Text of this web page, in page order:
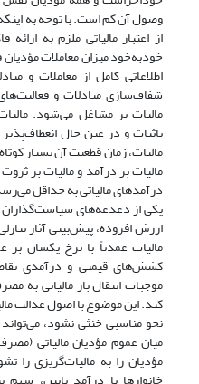
وصول آن کم است. با توجه به
از اعتبار مالیاتی ملزم به
خود‌به‌خود میزان معاملات
اطلاعاتی کامل از معاملات و
شفاف‌سازی مبادلات و
مالیات بر مشاغل می‌شود.
با‌ثبات و در عین حال
مالیات، زمان قطعیت آن بسیار
مالیات بر درآمد و مالیات بر
درآمدهای مالیاتی به حداقل
یکی از دغدغه‌های سیاست‌گذاران
ارزش افزوده، پیش‌بینی آثار
مالیات عمدتاً با نرخ یکسان
کشش‌های قیمتی و درآمدی
موجبات انتقال بار مالیاتی به
کند. این موضوع با اصول عدالت
نحو مناسبی خنثی نشود،
میان عموم مؤدیان مالیاتی
مؤدیان را به مالیات‌گریزی